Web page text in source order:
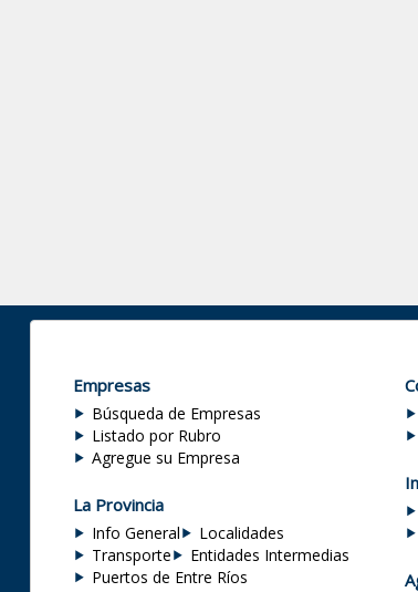
Empresas
Búsqueda de Empresas
Listado por Rubro
Agregue su Empresa
La Provincia
Info General
Localidades
Transporte
Entidades Intermedias
Puertos de Entre Ríos